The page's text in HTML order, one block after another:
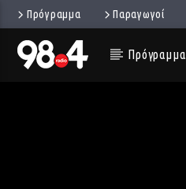
Πρόγραμμα Παραγωγοί
Πρόγραμμα